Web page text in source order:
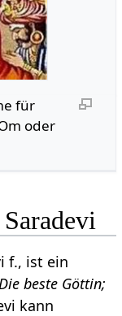
für
oder
f., ist ein
beste Göttin;
kann